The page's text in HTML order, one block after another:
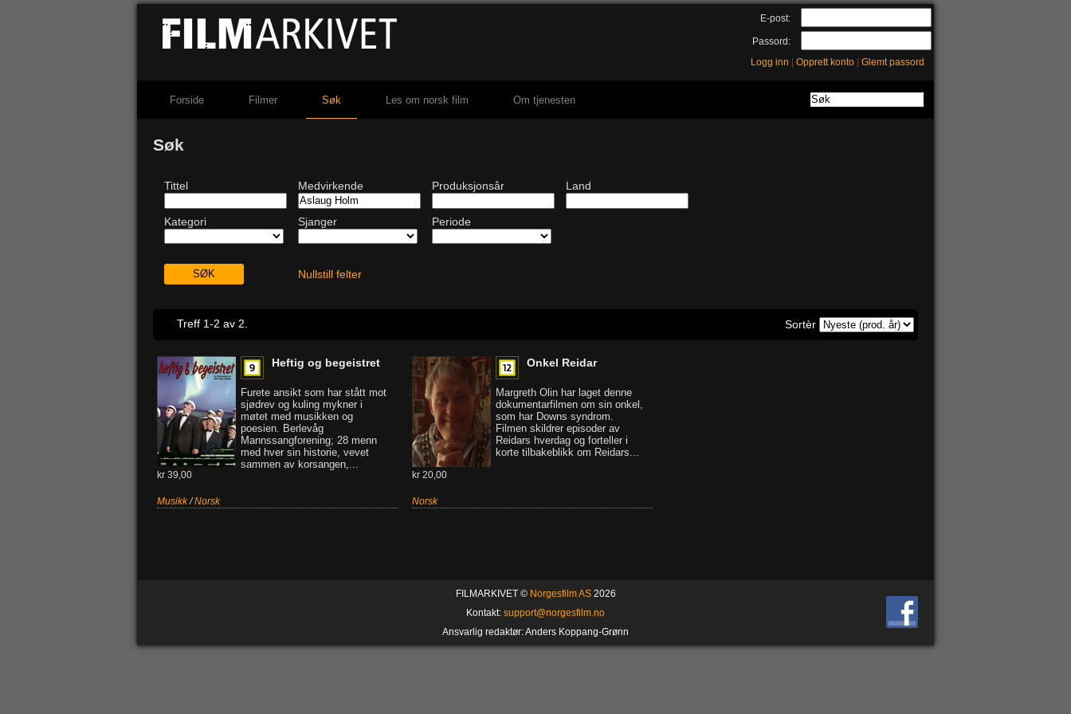
E-post:
Passord:
Logg inn
Opprett konto Glemt passord
Forside Filmer Søk Les om norsk film Om tjenesten
Søk
Tittel Medvirkende Produksjonsår Land
Kategori Sjanger Periode
Nullstill felter
Treff 1-2 av 2. Sortèr
Heftig og begeistret
Furete ansikt som har stått mot
sjødrev og kuling mykner i
møtet med musikken og
poesien. Berlevåg
Mannssangforening; 28 menn
med hver sin historie, vevet
sammen av korsangen,...
kr 39,00
Musikk/Norsk
Onkel Reidar
Margreth Olin har laget denne
dokumentarfilmen om sin onkel,
som har Downs syndrom.
Filmen skildrer episoder av
Reidars hverdag og forteller i
korte tilbakeblikk om Reidars...
kr 20,00
Norsk
FILMARKIVET © Norgesfilm AS2026
Kontakt: support@norgesfilm.no
Ansvarlig redaktør: Anders Koppang-Grønn